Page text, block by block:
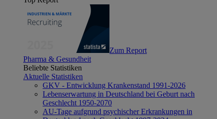
Zum Report
Pharma & Gesundheit
Beliebte Statistiken
Aktuelle Statistiken
GKV - Entwicklung Krankenstand 1991-2026
Lebenserwartung in Deutschland bei Geburt nach
Geschlecht 1950-2070
AU-Tage aufgrund psychischer Erkrankungen in